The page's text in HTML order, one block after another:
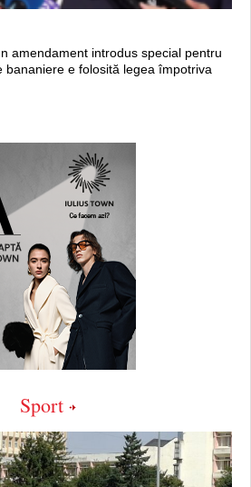
amendament introdus special pentru
bananiere e folosită legea împotriva
Sport